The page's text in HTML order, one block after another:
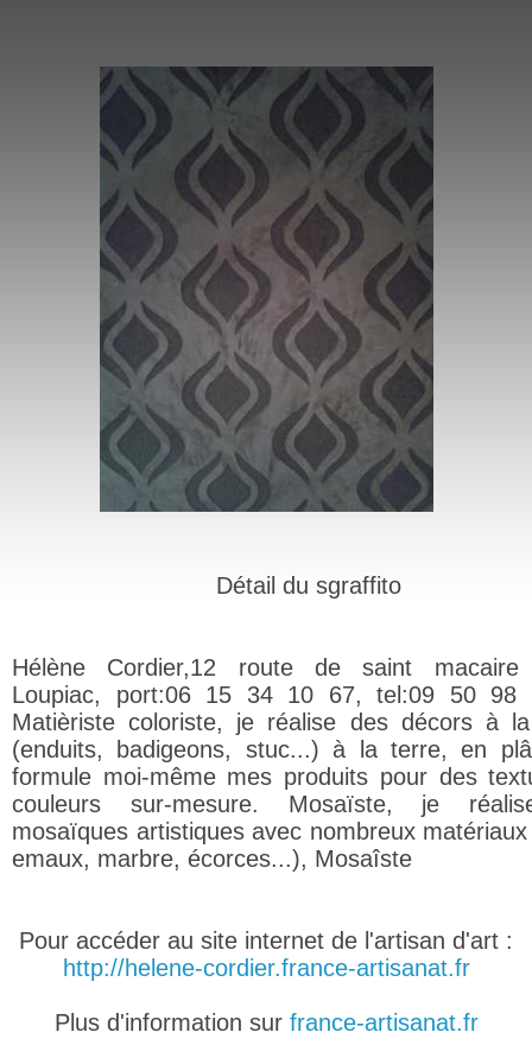
Détail du sgraffito
Hélène Cordier,12 route de saint macaire
Loupiac, port:06 15 34 10 67, tel:09 50 98
Matièriste coloriste, je réalise des décors à
(enduits, badigeons, stuc...) à la terre, en
formule moi-même mes produits pour des
couleurs sur-mesure. Mosaïste, je
mosaïques artistiques avec nombreux
emaux, marbre, écorces...), Mosaîste
Pour accéder au site internet de l'artisan d'art :
http://helene-cordier.france-artisanat.fr
Plus d'information sur france-artisanat.fr